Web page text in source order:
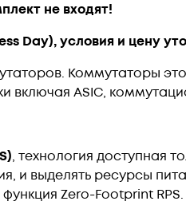
не входят!
Day), условия и цену
Коммутаторы
включая ASIC,
, технология доступная
и выделять ресурсы
Zero-Footprint